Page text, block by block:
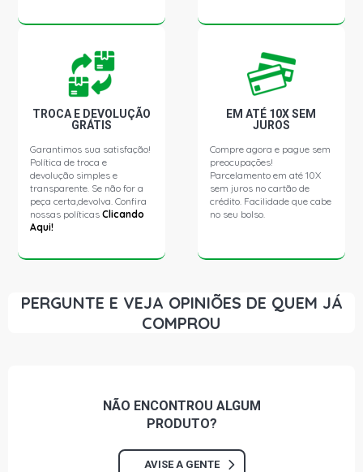
PAJERO SPORT HPE SUV 3.5 24V 6G74 V6 GASOLINA
TROCA E DEVOLUÇÃO
GRÁTIS
Garantimos sua satisfação!
Política de troca e
devolução simples e
transparente. Se não for a
peça certa,devolva. Confira
nossas políticasClicando
Aqui!
EM ATÉ 10X SEM
JUROS
Compre agora e pague sem
preocupações!
Parcelamento em até 10X
sem juros no cartão de
crédito. Facilidade que cabe
no seu bolso.
PERGUNTE E VEJA OPINIÕES DE QUEM JÁ
COMPROU
NÃO ENCONTROU ALGUM
PRODUTO?
AVISE A GENTE